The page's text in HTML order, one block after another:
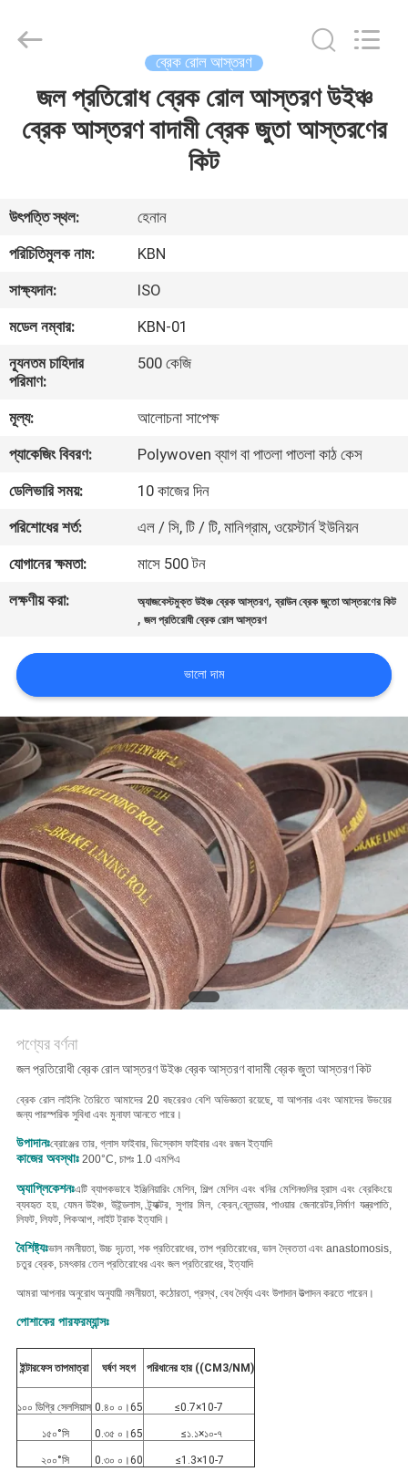
আমাদের
সম্পর্কে
কারখানা
ভ্রমণ
নিয়ন্ত্রণ
যোগাযোগ
করুন
উদ্ধৃতির
জন্য
সাইট
ম্যাপ
PRIVACY
POLICY
ব্রেক রোল আস্তরণ
জল প্রতিরোধ ব্রেক রোল আস্তরণ উইঞ্চ
ব্রেক আস্তরণ বাদামী ব্রেক জুতা আস্তরণের
কিট
উৎপত্তি স্থল:
হেনান
পরিচিতিমুলক নাম:
KBN
সাক্ষ্যদান:
ISO
মডেল নম্বার:
KBN-01
ন্যূনতম চাহিদার
পরিমাণ:
500 কেজি
মূল্য:
আলোচনা সাপেক্ষ
প্যাকেজিং বিবরণ:
Polywoven ব্যাগ বা পাতলা পাতলা কাঠ কেস
ডেলিভারি সময়:
10 কাজের দিন
পরিশোধের শর্ত:
এল / সি, টি / টি, মানিগ্রাম, ওয়েস্টার্ন ইউনিয়ন
যোগানের ক্ষমতা:
মাসে 500 টন
লক্ষণীয় করা:
অ্যাজবেস্টমুক্ত উইঞ্চ ব্রেক আস্তরণ,ব্রাউন ব্রেক জুতো আস্তরণের কিট
,জল প্রতিরোধী ব্রেক রোল আস্তরণ
ভালো দাম
পণ্যের বর্ণনা
জল প্রতিরোধী ব্রেক রোল আস্তরণ উইঞ্চ ব্রেক আস্তরণ বাদামী ব্রেক জুতা আস্তরণ কিট
ব্রেক রোল লাইনিং তৈরিতে আমাদের 20 বছরেরও বেশি অভিজ্ঞতা রয়েছে, যা আপনার এবং আমাদের উভয়ের
জন্য পারস্পরিক সুবিধা এবং মুনাফা আনতে পারে।
উপাদানঃব্রোঞ্জের তার, গ্লাস ফাইবার, ভিস্কোস ফাইবার এবং রজন ইত্যাদি
কাজের অবস্থাঃ 200°C, চাপঃ 1.0 এমপিএ
অ্যাপ্লিকেশনঃএটি ব্যাপকভাবে ইঞ্জিনিয়ারিং মেশিন, শিল্প মেশিন এবং খনির মেশিনগুলির হ্রাস এবং ব্রেকিংয়ে
ব্যবহৃত হয়, যেমন উইঞ্চ, উইন্ডলাস, ট্র্যাক্টর, সুগার মিল, ক্রেন,ব্লেন্ডার, পাওয়ার জেনারেটর,নির্মাণ যন্ত্রপাতি,
লিফট, লিফট, পিকআপ, লাইট ট্রাক ইত্যাদি।
বৈশিষ্ট্যঃভাল নমনীয়তা, উচ্চ দৃঢ়তা, শক প্রতিরোধের, তাপ প্রতিরোধের, ভাল দ্বৈততা এবং anastomosis,
চতুর ব্রেক, চমৎকার তেল প্রতিরোধের এবং জল প্রতিরোধের, ইত্যাদি
আমরা আপনার অনুরোধ অনুযায়ী নমনীয়তা, কঠোরতা, প্রস্থ, বেধ দৈর্ঘ্য এবং উপাদান উত্পাদন করতে পারেন।
পোশাকের পারফরম্যান্সঃ
ইন্টারফেস তাপমাত্রা ঘর্ষণ সহগ পরিধানের হার ((CM3/NM)
১০০ ডিগ্রি সেলসিয়াস 0.৪০ ০।65 ≤0.7×10-7
১৫০°সি 0.৩৫ ০।65 ≤১.১×১০-৭
২০০°সি 0.৩০ ০।60 ≤1.3×10-7